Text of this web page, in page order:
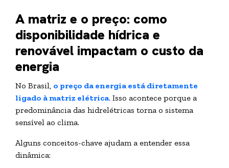
A matriz e o preço: como
disponibilidade hídrica e
renovável impactam o custo da
energia
No Brasil, o preço da energia está diretamente
ligado à matriz elétrica. Isso acontece porque a
predominância das hidrelétricas torna o sistema
sensível ao clima.
Alguns conceitos-chave ajudam a entender essa
dinâmica: